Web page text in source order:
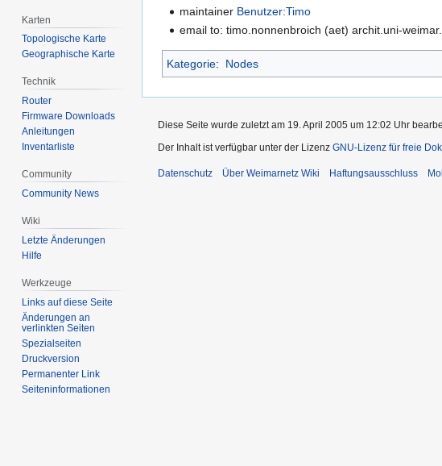
maintainer Benutzer:Timo
email to: timo.nonnenbroich (aet) archit.uni-
Kategorie: Nodes
Karten
Topologische Karte
Geographische Karte
Technik
Router
Firmware Downloads
Anleitungen
Inventarliste
Community
Community News
Wiki
Letzte Änderungen
Hilfe
Werkzeuge
Links auf diese Seite
Änderungen an
verlinkten Seiten
Spezialseiten
Druckversion
Permanenter Link
Seiten­informationen
Diese Seite wurde zuletzt am 19. April 2005 um 12:02 Uhr
Der Inhalt ist verfügbar unter der Lizenz GNU-Lizenz für freie
Datenschutz Über Weimarnetz Wiki Haftungsausschluss